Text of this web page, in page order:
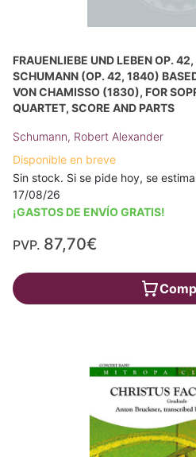
FRAUENLIEBE UND LEBEN OP.
SCHUMANN (OP. 42, 1840)
VON CHAMISSO (1830), FOR
QUARTET, SCORE AND PARTS
Schumann, Robert Alexander
Disponible en breve
Sin stock. Si se pide hoy, se
17/08/26
¡GASTOS DE ENVÍO GRATIS!
PVP. 87,70€